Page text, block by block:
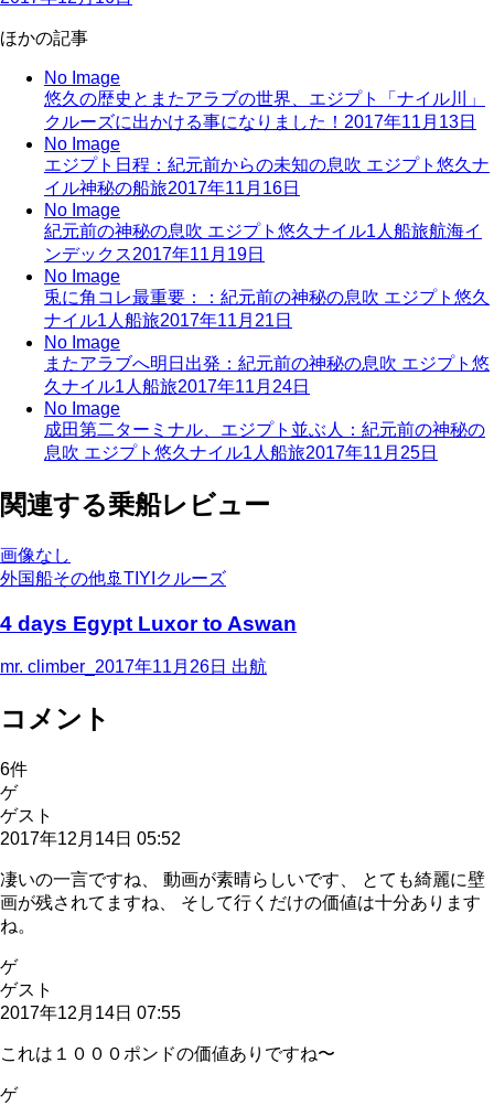
ほかの記事
No Image
悠久の歴史とまたアラブの世界、エジプト「ナイル川」
クルーズに出かける事になりました！ 2017年11月13日
No Image
エジプト日程：紀元前からの未知の息吹 エジプト悠久ナ
イル神秘の船旅2017年11月16日
No Image
紀元前の神秘の息吹 エジプト悠久ナイル1人船旅航海イ
ンデックス2017年11月19日
No Image
兎に角コレ最重要：：紀元前の神秘の息吹 エジプト悠久
ナイル1人船旅2017年11月21日
No Image
またアラブへ明日出発：紀元前の神秘の息吹 エジプト悠
久ナイル1人船旅2017年11月24日
No Image
成田第二ターミナル、エジプト並ぶ人：紀元前の神秘の
息吹 エジプト悠久ナイル1人船旅2017年11月25日
関連する乗船レビュー
画像なし
外国船その他🚢 TIYIクルーズ
4 days Egypt Luxor to Aswan
mr. climber_ 2017年11月26日 出航
コメント
6件
ゲ
ゲスト
2017年12月14日 05:52
凄いの一言ですね、 動画が素晴らしいです、 とても綺麗に壁
画が残されてますね、 そして行くだけの価値は十分あります
ね。
ゲ
ゲスト
2017年12月14日 07:55
これは１０００ポンドの価値ありですね〜
ゲ